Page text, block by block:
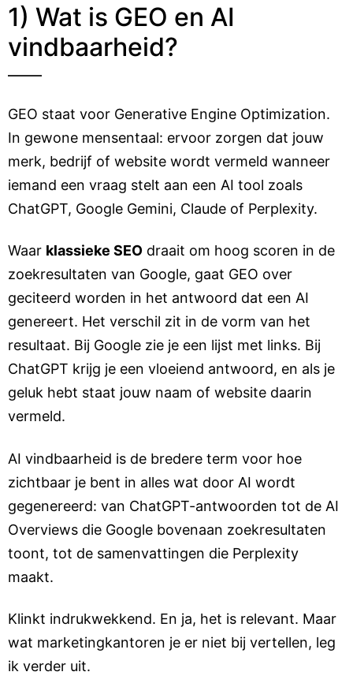
1) Wat is GEO en AI
vindbaarheid?
GEO staat voor Generative Engine Optimization.
In gewone mensentaal: ervoor zorgen dat jouw
merk, bedrijf of website wordt vermeld wanneer
iemand een vraag stelt aan een AI tool zoals
ChatGPT, Google Gemini, Claude of Perplexity.
Waar klassieke SEO draait om hoog scoren in de
zoekresultaten van Google, gaat GEO over
geciteerd worden in het antwoord dat een AI
genereert. Het verschil zit in de vorm van het
resultaat. Bij Google zie je een lijst met links. Bij
ChatGPT krijg je een vloeiend antwoord, en als je
geluk hebt staat jouw naam of website daarin
vermeld.
AI vindbaarheid is de bredere term voor hoe
zichtbaar je bent in alles wat door AI wordt
gegenereerd: van ChatGPT-antwoorden tot de AI
Overviews die Google bovenaan zoekresultaten
toont, tot de samenvattingen die Perplexity
maakt.
Klinkt indrukwekkend. En ja, het is relevant. Maar
wat marketingkantoren je er niet bij vertellen, leg
ik verder uit.